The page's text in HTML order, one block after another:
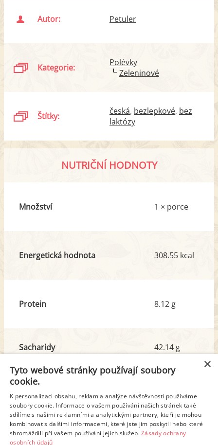
Autor: Petuler
Kategorie:
Polévky
Zeleninové
Štítky: česká bezlepkové bez
laktózy
NUTRIČNÍ HODNOTY
Množství 1 × porce
Energetická hodnota 308.55 kcal
Protein 8.12 g
Sacharidy
z toho cukr
42.14 g
3.63 g
Tuk
z toho nas. mastné kyseliny
9.68 g
1.35 g
Detailní rozpis
×
Tyto webové stránky používají soubory
cookie.
K personalizaci obsahu, reklam a analýze návštěvnosti používáme
soubory cookie. Informace o vašem používání našich stránek také
sdílíme s našimi reklamními a analytickými partnery, kteří je mohou
kombinovat s dalšími informacemi, které jste jim poskytli nebo které
shromáždili při vašem používání jejich služeb.Zásady ochrany
osobních údajů